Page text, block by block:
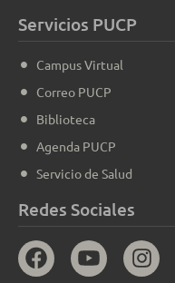
Servicios PUCP
Campus Virtual
Correo PUCP
Biblioteca
Agenda PUCP
Servicio de Salud
Redes Sociales